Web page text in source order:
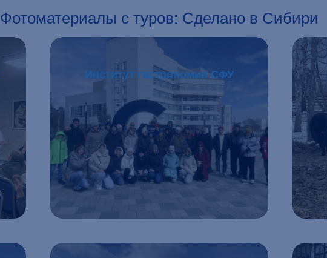
Фотоматериалы с туров: Сделано в Сибири
Институт гастрономии СФУ